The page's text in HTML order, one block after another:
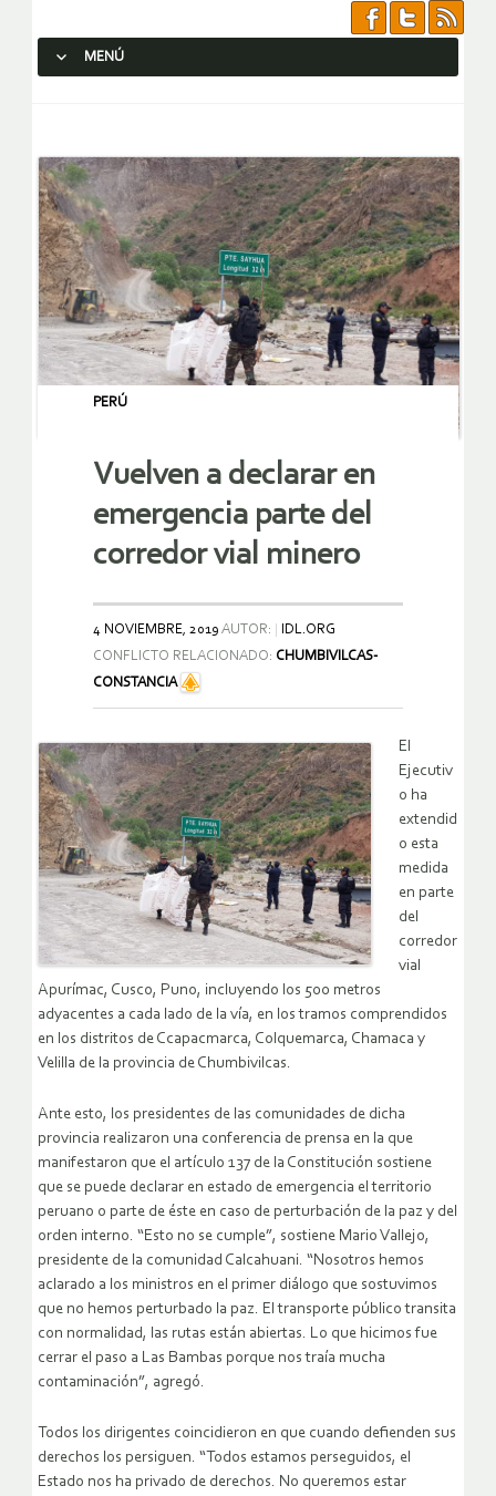
MENÚ
PERÚ
Vuelven a declarar en
emergencia parte del
corredor vial minero
4 NOVIEMBRE, 2019 AUTOR:
IDL.ORG
CONFLICTO RELACIONADO: CHUMBIVILCAS-
CONSTANCIA
El
Ejecutiv
o ha
extendid
o esta
medida
en parte
del
corredor
vial
Apurímac, Cusco, Puno, incluyendo los 500 metros
adyacentes a cada lado de la vía, en los tramos comprendidos
en los distritos de Ccapacmarca, Colquemarca, Chamaca y
Velilla de la provincia de Chumbivilcas.
Ante esto, los presidentes de las comunidades de dicha
provincia realizaron una conferencia de prensa en la que
manifestaron que el artículo 137 de la Constitución sostiene
que se puede declarar en estado de emergencia el territorio
peruano o parte de éste en caso de perturbación de la paz y del
orden interno. “Esto no se cumple”, sostiene Mario Vallejo,
presidente de la comunidad Calcahuani. “Nosotros hemos
aclarado a los ministros en el primer diálogo que sostuvimos
que no hemos perturbado la paz. El transporte público transita
con normalidad, las rutas están abiertas. Lo que hicimos fue
cerrar el paso a Las Bambas porque nos traía mucha
contaminación”, agregó.
Todos los dirigentes coincidieron en que cuando defienden sus
derechos los persiguen. “Todos estamos perseguidos, el
Estado nos ha privado de derechos. No queremos estar